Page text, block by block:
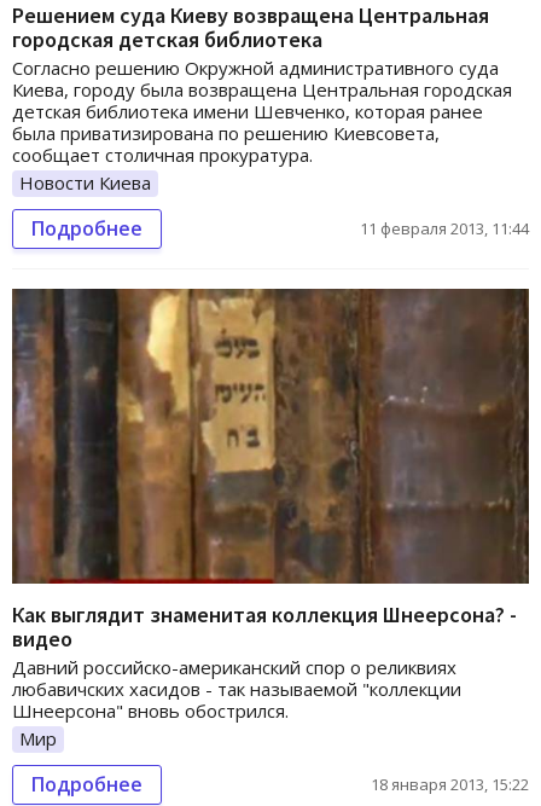
Решением суда Киеву возвращена Центральная
городская детская библиотека
Согласно решению Окружной административного суда
Киева, городу была возвращена Центральная городская
детская библиотека имени Шевченко, которая ранее
была приватизирована по решению Киевсовета,
сообщает столичная прокуратура.
Новости Киева
Подробнее 11 февраля 2013, 11:44
Как выглядит знаменитая коллекция Шнеерсона? -
видео
Давний российско-американский спор о реликвиях
любавичских хасидов - так называемой "коллекции
Шнеерсона" вновь обострился.
Мир
Подробнее 18 января 2013, 15:22